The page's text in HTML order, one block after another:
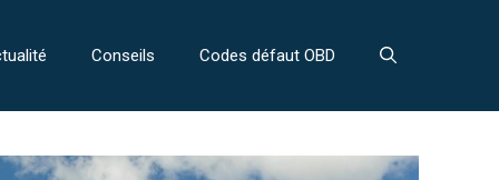
Conseils Codes défaut OBD